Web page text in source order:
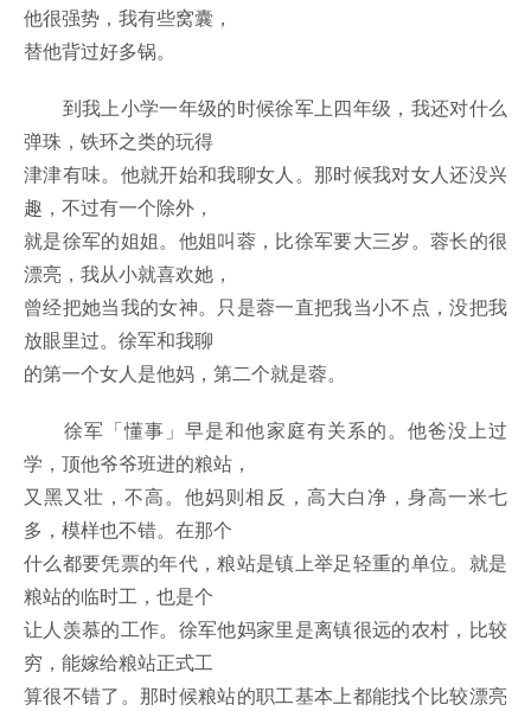
他很强势，我有些窝囊，
替他背过好多锅。
到我上小学一年级的时候徐军上四年级，我还对什么
弹珠，铁环之类的玩得
津津有味。他就开始和我聊女人。那时候我对女人还没兴
趣，不过有一个除外，
就是徐军的姐姐。他姐叫蓉，比徐军要大三岁。蓉长的很
漂亮，我从小就喜欢她，
曾经把她当我的女神。只是蓉一直把我当小不点，没把我
放眼里过。徐军和我聊
的第一个女人是他妈，第二个就是蓉。
徐军「懂事」早是和他家庭有关系的。他爸没上过
学，顶他爷爷班进的粮站，
又黑又壮，不高。他妈则相反，高大白净，身高一米七
多，模样也不错。在那个
什么都要凭票的年代，粮站是镇上举足轻重的单位。就是
粮站的临时工，也是个
让人羡慕的工作。徐军他妈家里是离镇很远的农村，比较
穷，能嫁给粮站正式工
算很不错了。那时候粮站的职工基本上都能找个比较漂亮